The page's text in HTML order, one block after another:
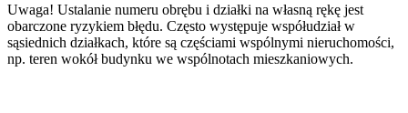
Uwaga! Ustalanie numeru obrębu i działki na własną rękę jest
obarczone ryzykiem błędu. Często występuje współudział w
sąsiednich działkach, które są częściami wspólnymi nieruchomości,
np. teren wokół budynku we wspólnotach mieszkaniowych.